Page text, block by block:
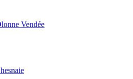
Vendée